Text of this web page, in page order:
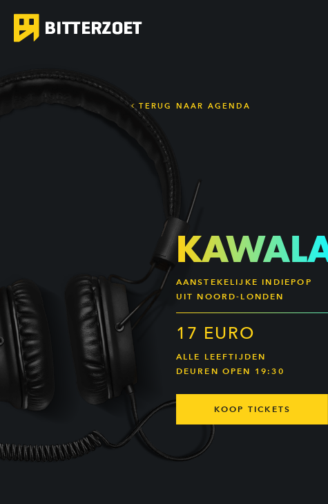
TERUG NAAR AGENDA
AANSTEKELIJKE INDIEPOP
UIT NOORD-LONDEN
17 EURO
ALLE LEEFTIJDEN
DEUREN OPEN 19:30
KOOP TICKETS